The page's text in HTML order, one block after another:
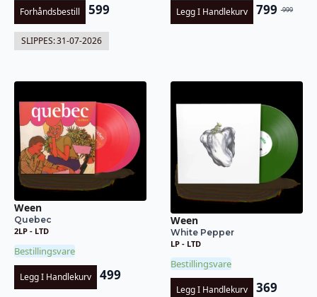
Forhåndsbestill 599
SLIPPES:31-07-2026
Legg I Handlekurv 999
pris
799
pris
Ween
Quebec
2LP - LTD
Bestillingsvare
Legg I Handlekurv 499
Ween
White Pepper
LP - LTD
Bestillingsvare
Legg I Handlekurv 369